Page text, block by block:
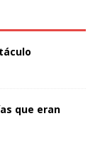
que eran